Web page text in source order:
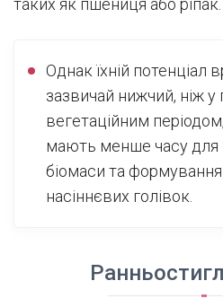
таких як пшениця або ріпак.
Однак їхній потенціал
зазвичай нижчий, ніж
вегетаційним
мають менше часу для
біомаси та
насіннєвих голівок.